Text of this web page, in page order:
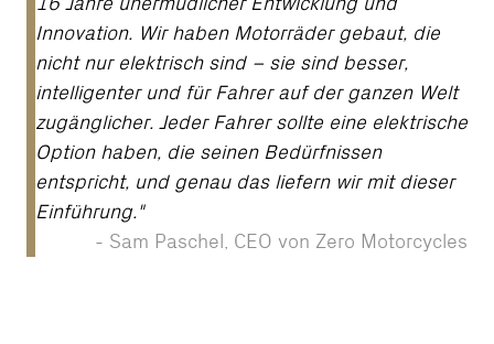
Innovation. Wir haben Motorräder gebaut, die
nicht nur elektrisch sind – sie sind besser,
intelligenter und für Fahrer auf der ganzen Welt
zugänglicher. Jeder Fahrer sollte eine elektrische
Option haben, die seinen Bedürfnissen
entspricht, und genau das liefern wir mit dieser
Einführung."
- Sam Paschel, CEO von Zero Motorcycles